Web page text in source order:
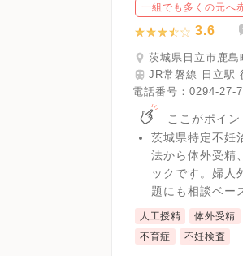
一組でも多くの元へ
3.6
茨城県日立市鹿島
JR常磐線 日立駅
電話番号： 0294-27-
ここがポイン
茨城県特定不妊
法から体外受精
ックです。婦人
題にも相談ベー
人工授精 体外受精
不育症
不妊検査